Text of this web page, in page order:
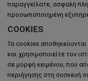
παραγγείλατε, ασφαλή
προσωποποιημένη
COOKIES
Τα cookies
και χρησιμοποιείτε τον
σε μορφή κειμένου, που
περιήγησης στη συσκευή